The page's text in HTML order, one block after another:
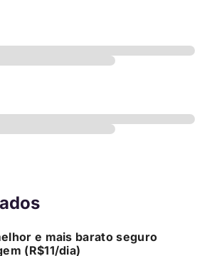
encontrar hotel com diárias
mais baratas